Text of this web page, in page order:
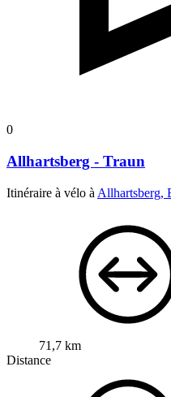
0
Allhartsberg - Traun
Itinéraire à vélo à Allhartsberg,
71,7 km
Distance